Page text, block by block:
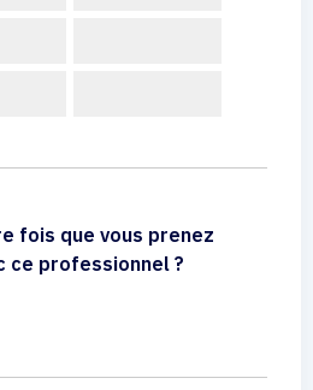
fois que vous prenez
ce professionnel ?